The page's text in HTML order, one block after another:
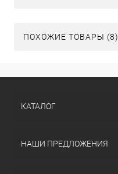
ПОХОЖИЕ ТОВАРЫ (8)
КАТАЛОГ
НАШИ ПРЕДЛОЖЕНИЯ